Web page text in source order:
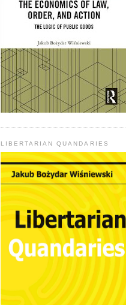
LIBERTARIAN QUANDARIES